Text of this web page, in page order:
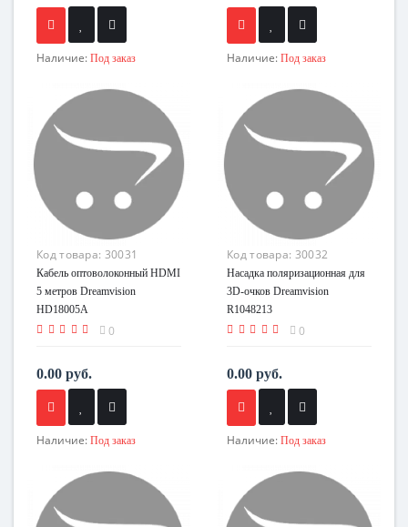
Наличие: Под заказ Наличие: Под заказ
Код товара: 30031
Кабель оптоволоконный HDMI
5 метров Dreamvision
HD18005A
0
0.00 руб.
Наличие: Под заказ
Код товара: 30032
Насадка поляризационная для
3D-очков Dreamvision
R1048213
0
0.00 руб.
Наличие: Под заказ